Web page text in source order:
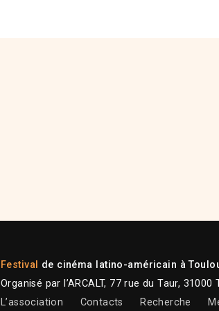
Festival de cinéma latino-américain à
Organisé par l’ARCALT, 77 rue du Taur,
L’association
Contacts Recherche